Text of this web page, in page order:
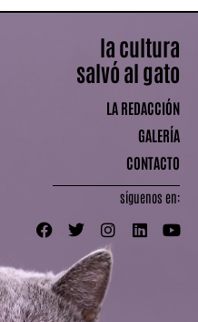
la cultura
salvó al gato
LA REDACCIÓN
GALERÍA
CONTACTO
síguenos en: